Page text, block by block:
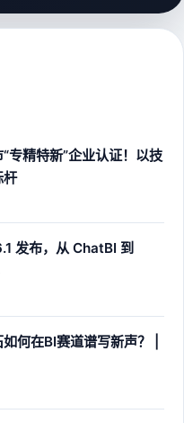
专精特新”企业认证！以技
杆
发布，从 ChatBI 到
何在BI赛道谱写新声？ |